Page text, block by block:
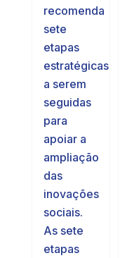
recomenda
sete
etapas
estratégicas
a serem
seguidas
para
apoiar a
ampliação
das
inovações
sociais.
As sete
etapas